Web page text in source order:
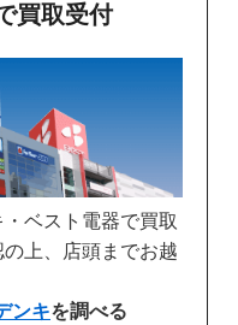
買取受付
ベスト電器で買取
上、店頭までお越
ンキを調べる